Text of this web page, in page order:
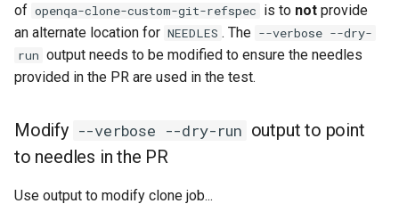
of openqa-clone-custom-git-refspec is to not provide
an alternate location for NEEDLES . The --verbose --dry-
run output needs to be modified to ensure the needles
provided in the PR are used in the test.
Modify --verbose --dry-run output to point
to needles in the PR
Use output to modify clone job...